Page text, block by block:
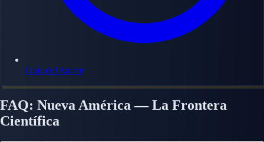
Guía del Anime
FAQ: Nueva América — La Frontera
Científica